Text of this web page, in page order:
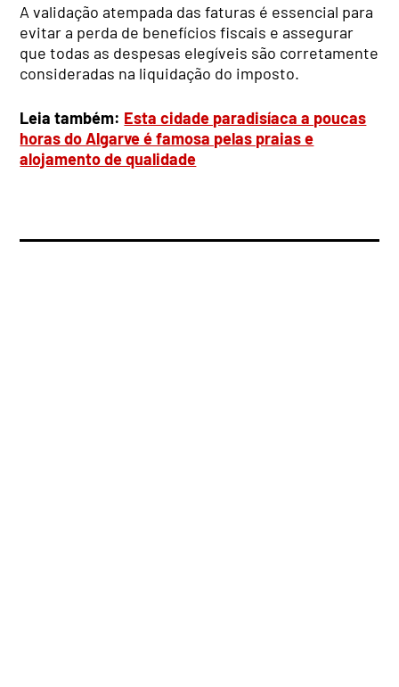
A validação atempada das faturas é essencial para
evitar a perda de benefícios fiscais e assegurar
que todas as despesas elegíveis são corretamente
consideradas na liquidação do imposto.
Leia também: Esta cidade paradisíaca a poucas
horas do Algarve é famosa pelas praias e
alojamento de qualidade